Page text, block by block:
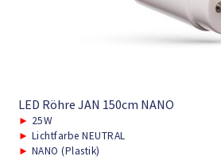
LED Röhre JAN 150cm NANO
► 25W
► Lichtfarbe NEUTRAL
► NANO (Plastik)